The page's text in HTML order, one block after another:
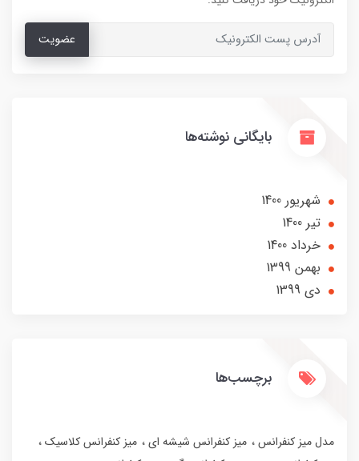
عضویت
بایگانی نوشته‌ها
شهریور 1400
تير 1400
خرداد 1400
بهمن 1399
دی 1399
برچسب‌ها
مدل میز کنفرانس میز کنفرانس شیشه ای
میز کنفرانس کلاسیک